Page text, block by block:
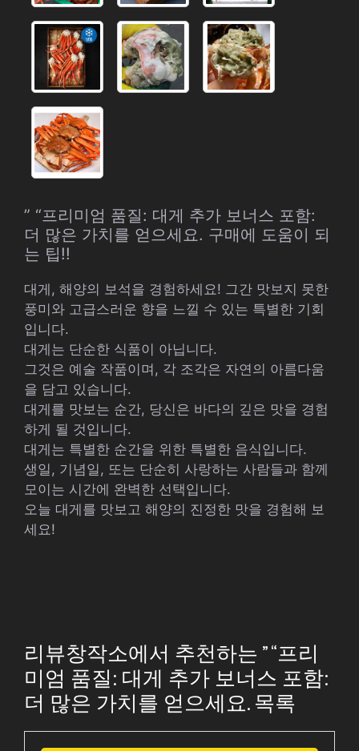
” “프리미엄 품질: 대게 추가 보너스 포함:
더 많은 가치를 얻으세요. 구매에 도움이 되
는 팁!!
대게, 해양의 보석을 경험하세요! 그간 맛보지 못한
풍미와 고급스러운 향을 느낄 수 있는 특별한 기회
입니다.
대게는 단순한 식품이 아닙니다.
그것은 예술 작품이며, 각 조각은 자연의 아름다움
을 담고 있습니다.
대게를 맛보는 순간, 당신은 바다의 깊은 맛을 경험
하게 될 것입니다.
대게는 특별한 순간을 위한 특별한 음식입니다.
생일, 기념일, 또는 단순히 사랑하는 사람들과 함께
모이는 시간에 완벽한 선택입니다.
오늘 대게를 맛보고 해양의 진정한 맛을 경험해 보
세요!
리뷰창작소에서 추천하는 ” “프리
미엄 품질: 대게 추가 보너스 포함:
더 많은 가치를 얻으세요. 목록